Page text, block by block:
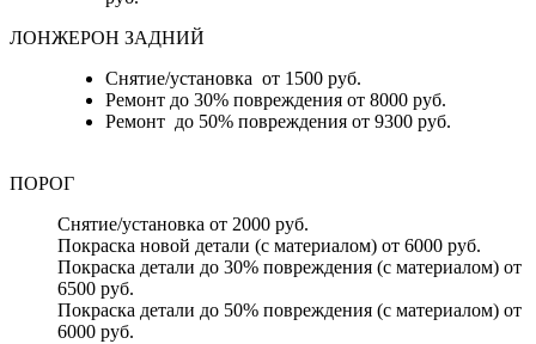
ЛОНЖЕРОН ЗАДНИЙ
Снятие/установка от 1500 руб.
Ремонт до 30% повреждения от 8000 руб.
Ремонт до 50% повреждения от 9300 руб.
ПОРОГ
Снятие/установка от 2000 руб.
Покраска новой детали (с материалом) от 6000 руб.
Покраска детали до 30% повреждения (с материалом) от
6500 руб.
Покраска детали до 50% повреждения (с материалом) от
6000 руб.